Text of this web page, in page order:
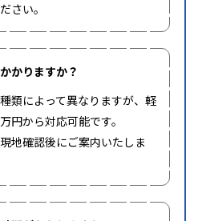
さい。
かりますか？
類によって異なりますが、軽
円から対応可能です。
地確認後にご案内いたしま